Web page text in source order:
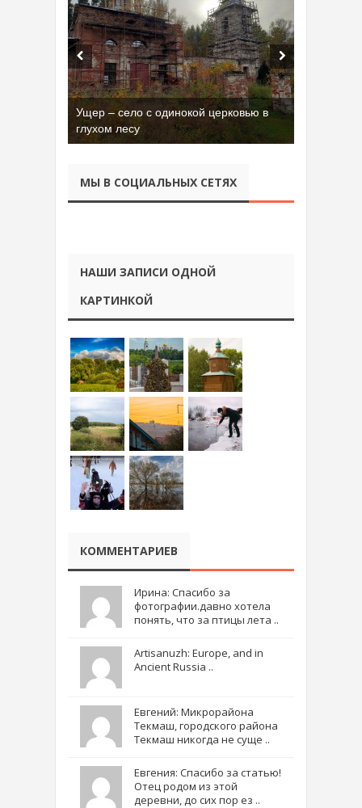
Ущер – село с одинокой церковью в
глухом лесу
Бывшая танковая часть имени Сухэ-
Батора во Владимире
МЫ В СОЦИАЛЬНЫХ СЕТЯХ
НАШИ ЗАПИСИ ОДНОЙ
КАРТИНКОЙ
КОММЕНТАРИЕВ
Ирина: Спасибо за
фотографии.давно хотела
понять, что за птицы лета ..
Artisanuzh: Europe, and in
Ancient Russia ..
Евгений: Микрорайона
Текмаш, городского района
Текмаш никогда не суще ..
Евгения: Спасибо за статью!
Отец родом из этой
деревни, до сих пор ез ..